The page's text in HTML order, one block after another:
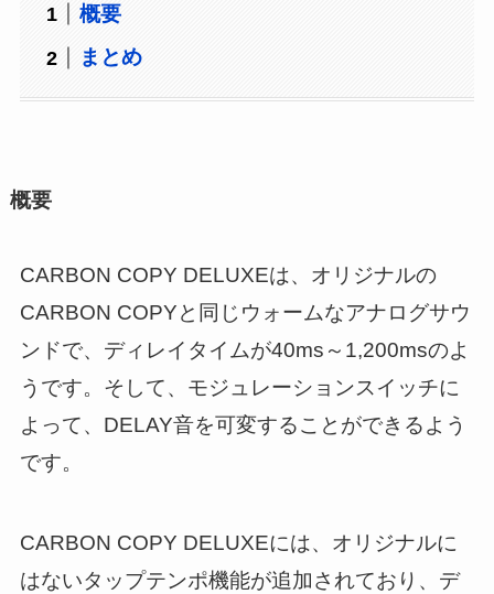
概要
まとめ
概要
CARBON COPY DELUXEは、オリジナルの
CARBON COPYと同じウォームなアナログサウ
ンドで、ディレイタイムが40ms～1,200msのよ
うです。そして、モジュレーションスイッチに
よって、DELAY音を可変することができるよう
です。
CARBON COPY DELUXEには、オリジナルに
はないタップテンポ機能が追加されており、デ